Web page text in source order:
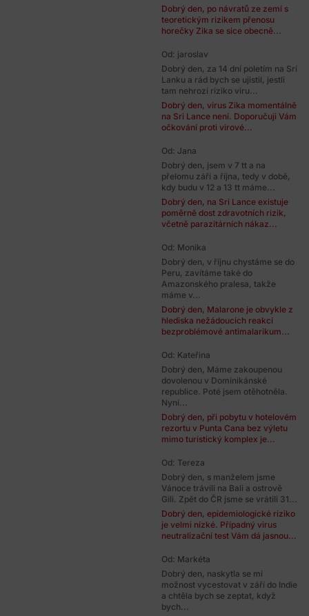
Dobrý den, po návratů ze zemí s
teoretickým rizikem přenosu
horečky Zika se sice obecně...
Od: jaroslav
Dobrý den, za 14 dní poletím na Srí
Lanku a rád bych se ujistil, jestli
tam nehrozí riziko viru...
Dobrý den, virus Zika momentálně
na Sri Lance není. Doporučuji Vám
očkování proti virové...
Od: Jana
Dobrý den, jsem v 7 tt a na
přelomu září a října, tedy v době,
kdy budu v 12 a 13 tt máme...
Dobrý den, na Sri Lance existuje
poměrně dost zdravotních rizik,
včetně parazitárních nákaz...
Od: Monika
Dobrý den, v říjnu chystáme se do
Peru, zavítáme také do
Amazonského pralesa, takže
máme v...
Dobrý den, Malarone je obvykle z
hlediska nežádoucích reakcí
bezproblémové antimalarikum...
Od: Kateřina
Dobrý den, Máme zakoupenou
dovolenou v Dominikánské
republice. Poté jsem otěhotněla.
Nyní...
Dobrý den, při pobytu v hotelovém
rezortu v Punta Cana bez výletu
mimo turistický komplex je...
Od: Tereza
Dobrý den, s manželem jsme
Vánoce trávili na Bali a ostrově
Gili. Zpět do ČR jsme se vrátili 31...
Dobrý den, epidemiologické riziko
je velmi nízké. Případný virus
neutralizační test Vám dá jasnou...
Od: Markéta
Dobrý den, naskytla se mi
možnost vycestovat v září do Indie
a chtěla bych se zeptat, když
bych...